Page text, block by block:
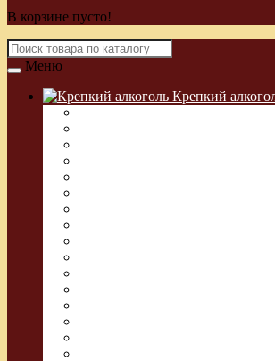
В корзине пусто!
Меню
Крепкий